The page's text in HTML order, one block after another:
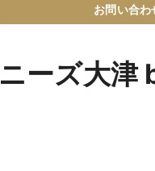
お問い合わ
ニーズ大津